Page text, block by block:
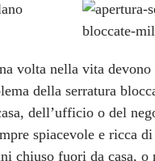
volta nella vita
della serratura
dell’ufficio o del
spiacevole e ricca
chiuso fuori da casa, o